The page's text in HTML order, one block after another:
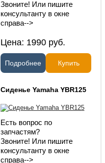
Звоните! Или пишите
консультанту в окне
справа-->
Цена: 1990 руб.
Подробнее Купить
Сиденье Yamaha YBR125
Есть вопрос по
запчастям?
Звоните! Или пишите
консультанту в окне
справа-->